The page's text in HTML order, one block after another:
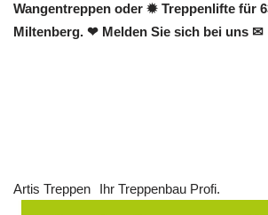
Wangentreppen oder ✹ Treppenlifte für
Miltenberg. ❤ Melden Sie sich bei uns
Artis Treppen Ihr Treppenbau Profi.